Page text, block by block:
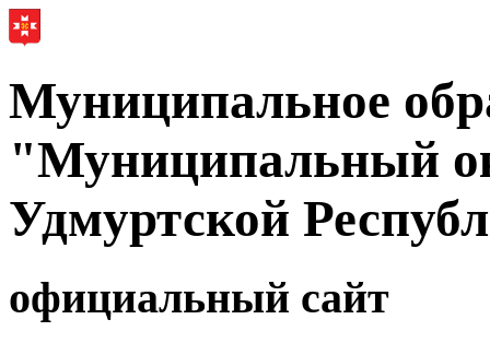
Муниципальное
"Муниципальный
Удмуртской
официальный сайт